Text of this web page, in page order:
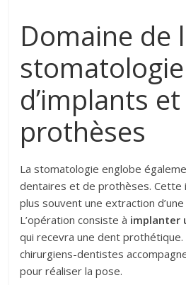
Domaine de
d’implants
prothèses
La stomatologie englobe
dentaires et de prothèses. Cette
plus souvent une extraction
L’opération consiste à implanter
qui recevra une dent
chirurgiens-dentistes
pour réaliser la pose.